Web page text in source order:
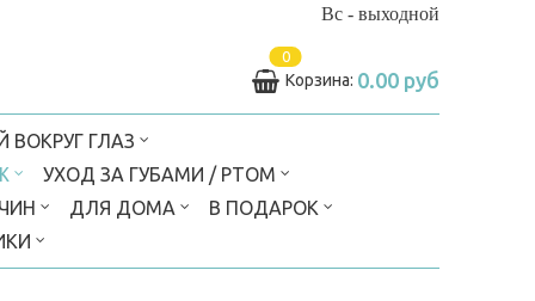
Вс - выходной
0
Корзина: 0.00 руб
ВОКРУГ ГЛАЗ
УХОД ЗА ГУБАМИ / РТОМ
ДЛЯ ДОМА
В ПОДАРОК